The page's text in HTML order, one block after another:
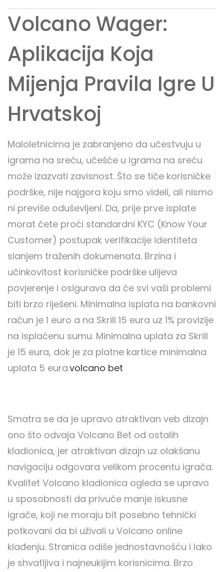
Volcano Wager:
Aplikacija Koja
Mijenja Pravila Igre U
Hrvatskoj
Maloletnicima je zabranjeno da učestvuju u
igrama na sreću, učešće u igrama na sreću
može izazvati zavisnost. Što se tiče korisničke
podrške, nije najgora koju smo videli, ali nismo
ni previše oduševljeni. Da, prije prve isplate
morat ćete proći standardni KYC (Know Your
Customer) postupak verifikacije identiteta
slanjem traženih dokumenata. Brzina i
učinkovitost korisničke podrške ulijeva
povjerenje i osigurava da će svi vaši problemi
biti brzo riješeni. Minimalna isplata na bankovni
račun je 1 euro a na Skrill 15 eura uz 1% provizije
na isplaćenu sumu. Minimalna uplata za Skrill
je 15 eura, dok je za platne kartice minimalna
uplata 5 eura.volcano bet
Smatra se da je upravo atraktivan veb dizajn
ono što odvaja Volcano Bet od ostalih
kladionica, jer atraktivan dizajn uz olakšanu
navigaciju odgovara velikom procentu igrača.
Kvalitet Volcano kladionica ogleda se upravo
u sposobnosti da privuče manje iskusne
igrače, koji ne moraju bit posebno tehnički
potkovani da bi uživali u Volcano online
klađenju. Stranica odiše jednostavnošću i lako
je shvatljiva i najneukijim korisnicima. Brzo